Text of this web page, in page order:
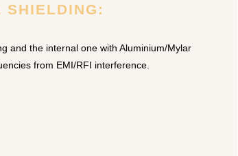
SHIELDING:
and the internal one with Aluminium/Mylar
from EMI/RFI interference.